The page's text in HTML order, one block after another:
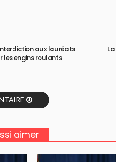
aux lauréats
les engins roulants
aimer